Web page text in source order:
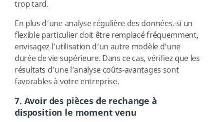
trop tard.
En plus d’une analyse régulière des données, si un
flexible particulier doit être remplacé fréquemment,
envisagez l’utilisation d’un autre modèle d’une
durée de vie supérieure. Dans ce cas, vérifiez que les
résultats d’une l’analyse coûts-avantages sont
favorables à votre entreprise.
7. Avoir des pièces de rechange à
disposition le moment venu